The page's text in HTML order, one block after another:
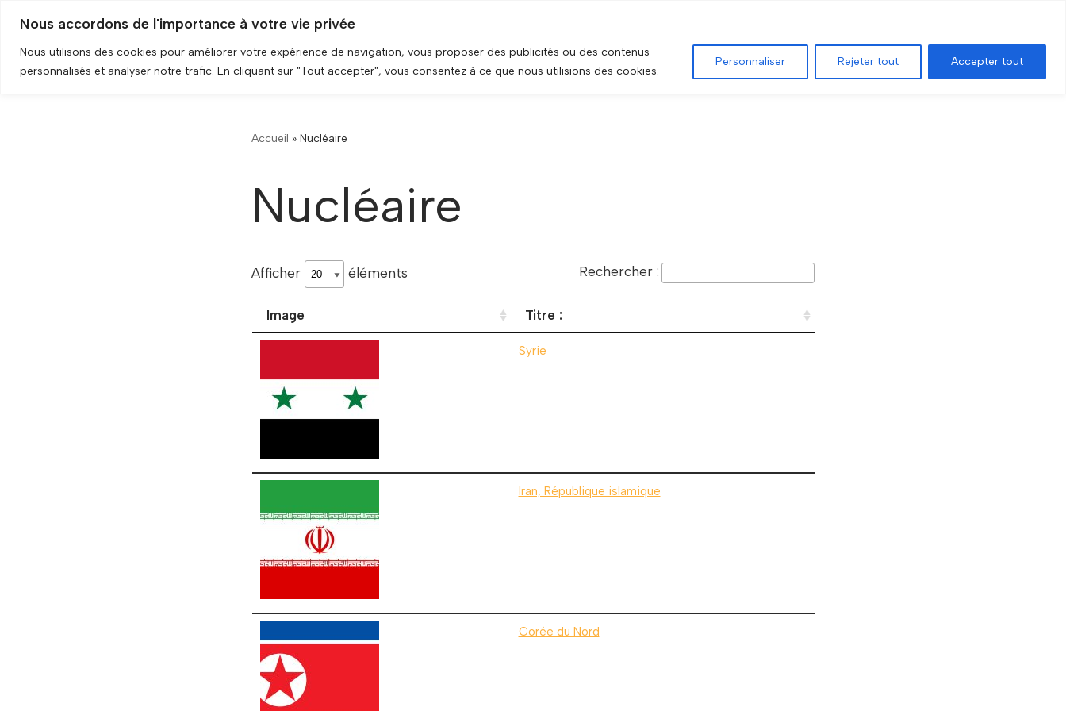
Nous accordons de l'importance à votre vie privée
Nous utilisons des cookies pour améliorer votre expérience de navigation, vous proposer des publicités ou des contenus
personnalisés et analyser notre trafic. En cliquant sur "Tout accepter", vous consentez à ce que nous utilisions des cookies.
Personnaliser Rejeter tout Accepter tout
Aller
au
Accueil »Nucléaire
Nucléaire
Afficher éléments Rechercher :
Image Titre :
Syrie
Iran, République islamique
Corée du Nord